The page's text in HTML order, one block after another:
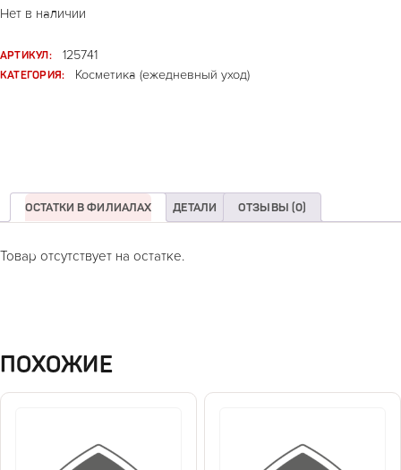
Нет в наличии
АРТИКУЛ:
125741
КАТЕГОРИЯ:
Косметика (ежедневный уход)
ОСТАТКИ В ФИЛИАЛАХ ДЕТАЛИ ОТЗЫВЫ (0)
Товар отсутствует на остатке.
ПОХОЖИЕ